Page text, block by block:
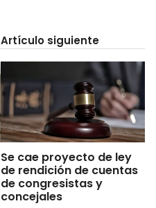
Artículo siguiente
Se cae proyecto de ley
de rendición de cuentas
de congresistas y
concejales